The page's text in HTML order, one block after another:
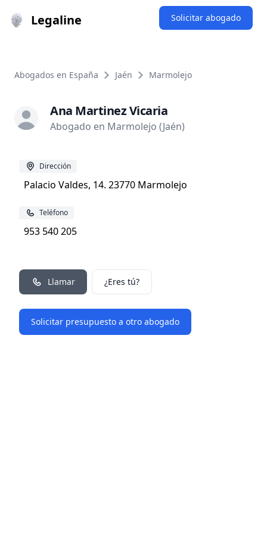
Legaline Solicitar abogado
Abogados en España Jaén Marmolejo
Ana Martinez Vicaria
Abogado en Marmolejo (Jaén)
Dirección
Palacio Valdes, 14. 23770 Marmolejo
Teléfono
953 540 205
Llamar ¿Eres tú?
Solicitar presupuesto a otro abogado